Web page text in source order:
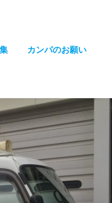
カンパのお願い